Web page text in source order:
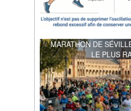
MARATHON DE
LE PLUS